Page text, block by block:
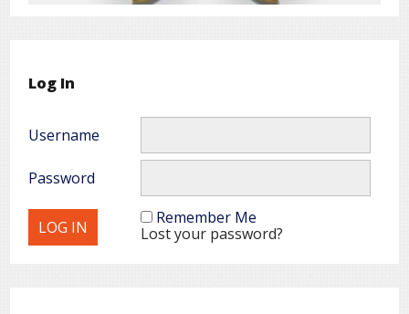
Log In
Username
Password
Remember Me
Lost your password?